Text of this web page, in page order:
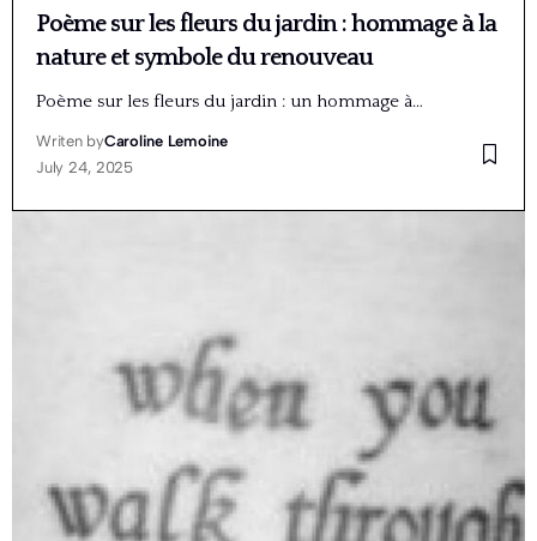
Poème sur les fleurs du jardin : hommage à la
nature et symbole du renouveau
Poème sur les fleurs du jardin : un hommage à…
Writen byCaroline Lemoine
July 24, 2025